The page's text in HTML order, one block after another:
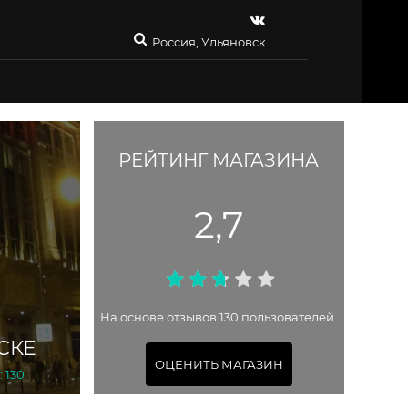
Россия, Ульяновск
130
РЕЙТИНГ МАГАЗИНА
2,7
На основе отзывов 130 пользователей.
ОЦЕНИТЬ МАГАЗИН